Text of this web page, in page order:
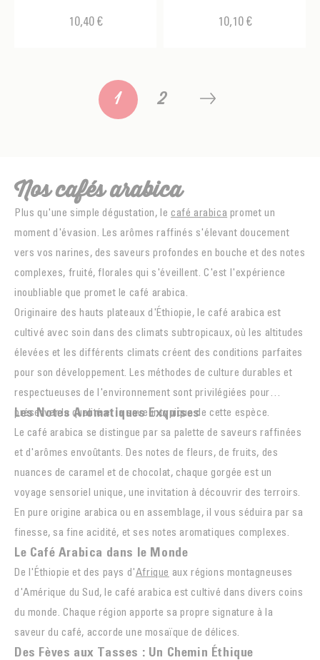
10,40 € 10,10 €
1 2
Nos cafés arabica
Plus qu'une simple dégustation, le café arabica promet un
moment d'évasion. Les arômes raffinés s'élevant doucement
vers vos narines, des saveurs profondes en bouche et des notes
complexes, fruité, florales qui s'éveillent. C'est l'expérience
inoubliable que promet le café arabica.
Originaire des hauts plateaux d'Éthiopie, le café arabica est
cultivé avec soin dans des climats subtropicaux, où les altitudes
élevées et les différents climats créent des conditions parfaites
pour son développement. Les méthodes de culture durables et
respectueuses de l'environnement sont privilégiées pour
préserver la qualité et la saveur typique de cette espèce.
Les Notes Aromatiques Exquises
Le café arabica se distingue par sa palette de saveurs raffinées
et d'arômes envoûtants. Des notes de fleurs, de fruits, des
nuances de caramel et de chocolat, chaque gorgée est un
voyage sensoriel unique, une invitation à découvrir des terroirs.
En pure origine arabica ou en assemblage, il vous séduira par sa
finesse, sa fine acidité, et ses notes aromatiques complexes.
Le Café Arabica dans le Monde
De l'Éthiopie et des pays d'Afrique aux régions montagneuses
d'Amérique du Sud, le café arabica est cultivé dans divers coins
du monde. Chaque région apporte sa propre signature à la
saveur du café, accorde une mosaïque de délices.
Des Fèves aux Tasses : Un Chemin Éthique